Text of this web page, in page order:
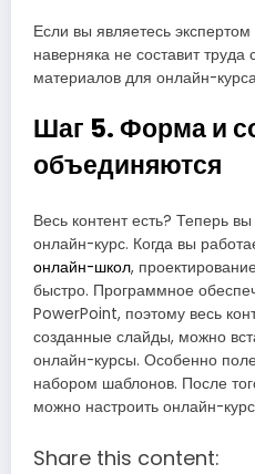
Если вы являетесь
наверняка не составит труда
материалов для онлайн-
Шаг 5. Форма и
объединяются
Весь контент есть? Теперь
онлайн-курс. Когда вы
онлайн-школ,
быстро. Программное
PowerPoint, поэтому весь
созданные слайды, можно
онлайн-курсы. Особенно
набором шаблонов. После
можно настроить онлайн-
Share this content: